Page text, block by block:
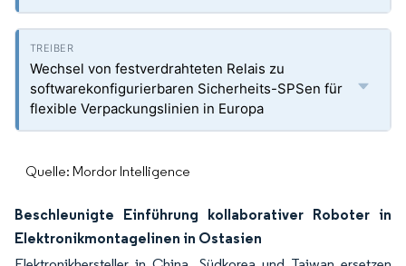
Wechsel von festverdrahteten Relais zu
softwarekonfigurierbaren Sicherheits-SPSen für
flexible Verpackungslinien in Europa
Quelle: Mordor Intelligence
Beschleunigte Einführung kollaborativer Roboter in
Elektronikmontagelinen in Ostasien